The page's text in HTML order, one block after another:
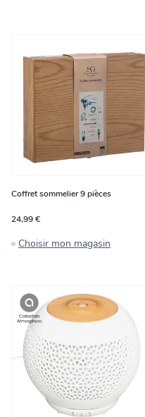
Coffret sommelier 9 pièces
24,99 €
Choisir mon magasin